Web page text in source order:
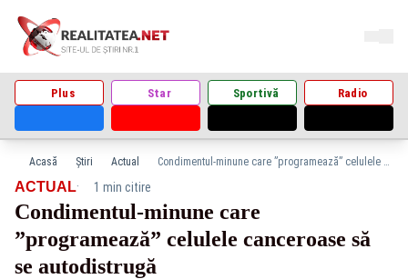
Plus Star Sportivă Radio
Acasă Știri Actual Condimentul-minune care ”programează” celulele canceroase să se autodistrugă
ACTUAL· 1 min citire
Condimentul-minune care
”programează” celulele canceroase să
se autodistrugă